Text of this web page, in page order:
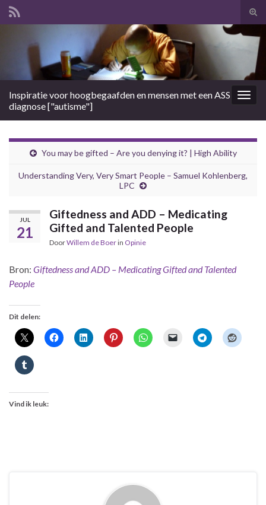
Search for:
Inspiratie voor hoogbegaafden en mensen met een ASS
diagnose ["autisme"]
You may be gifted – Are you denying it? | High Ability
Understanding Very, Very Smart People – Samuel Kohlenberg,
LPC
JUL
21
Giftedness and ADD – Medicating
Gifted and Talented People
DoorWillem de Boerin Opinie
Bron: Giftedness and ADD – Medicating Gifted and Talented
People
Dit delen:
Vind ik leuk: